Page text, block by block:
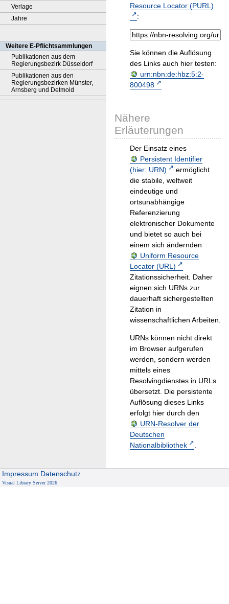
Verlage
Jahre
Weitere E-Pflichtsammlungen
Publikationen aus dem
Regierungsbezirk Düsseldorf
Publikationen aus den
Regierungsbezirken Münster,
Arnsberg und Detmold
Resource Locator (PURL)
:
Sie können die Auflösung
des Links auch hier testen:
urn:nbn:de:hbz:5:2-
800498
Nähere
Erläuterungen
Der Einsatz eines
Persistent Identifier
(hier: URN)
ermöglicht
die stabile, weltweit
eindeutige und
ortsunabhängige
Referenzierung
elektronischer Dokumente
und bietet so auch bei
einem sich ändernden
Uniform Resource
Locator (URL)
Zitationssicherheit. Daher
eignen sich URNs zur
dauerhaft sichergestellten
Zitation in
wissenschaftlichen Arbeiten.
URNs können nicht direkt
im Browser aufgerufen
werden, sondern werden
mittels eines
Resolvingdienstes in URLs
übersetzt. Die persistente
Auflösung dieses Links
erfolgt hier durch den
URN-Resolver der
Deutschen
Nationalbibliothek
.
Impressum Datenschutz
Visual Library Server 2026